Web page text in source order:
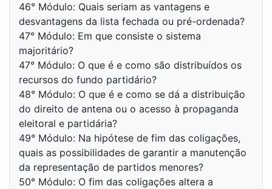
46° Módulo: Quais seriam as vantagens e
desvantagens da lista fechada ou pré-ordenada?
47° Módulo: Em que consiste o sistema
majoritário?
47° Módulo: O que é e como são distribuídos os
recursos do fundo partidário?
48° Módulo: O que é e como se dá a distribuição
do direito de antena ou o acesso à propaganda
eleitoral e partidária?
49° Módulo: Na hipótese de fim das coligações,
quais as possibilidades de garantir a manutenção
da representação de partidos menores?
50° Módulo: O fim das coligações altera a